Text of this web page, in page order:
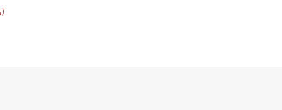
異なる場合がございますので、
ツ